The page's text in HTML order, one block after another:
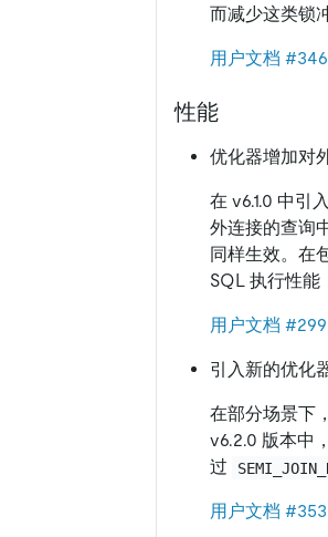
而减少这类锁
用户文档
性能
优化器增加对
在 v6.1.0 中引
外连接的查询
同样生效。在
SQL 执行性能
用户文档
引入新的优化
在部分场景下
v6.2.0 版本中
过
用户文档